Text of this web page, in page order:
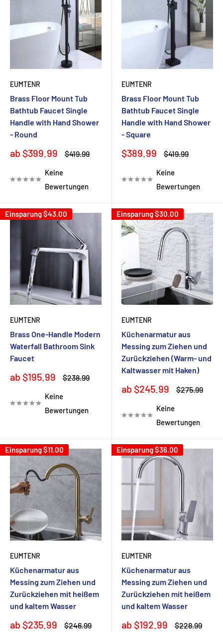
EUMTENR
Brass Floor Mount Tub
Bathtub Faucet Single
Handle with Hand Shower
- Round
Sonderpreis
ab $399.99 Normalpreis
$419.99
Keine
Bewertungen
EUMTENR
Brass Floor Mount Tub
Bathtub Faucet Single
Handle with Hand Shower
- Square
Sonderpreis
$389.99 Normalpreis
$419.99
Keine
Bewertungen
Einsparung$43.00
EUMTENR
Brass One-Handle Modern
Waterfall Bathroom Sink
Faucet
Sonderpreis
ab $195.99 Normalpreis
$238.99
Keine
Bewertungen
Einsparung$30.00
EUMTENR
Küchenarmatur aus
Messing zum Ziehen und
Zurückziehen (Warm- und
Kaltwasser mit Haken)
Sonderpreis
ab $245.99 Normalpreis
$275.99
Keine
Bewertungen
Einsparung$11.00
EUMTENR
Küchenarmatur aus
Messing zum Ziehen und
Zurückziehen mit heißem
und kaltem Wasser
Sonderpreis
ab $235.99 Normalpreis
$246.99
Einsparung$36.00
EUMTENR
Küchenarmatur aus
Messing zum Ziehen und
Zurückziehen mit heißem
und kaltem Wasser
Sonderpreis
ab $192.99 Normalpreis
$228.99